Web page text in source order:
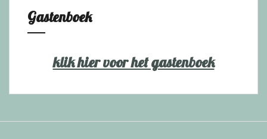
Gastenboek
klik hier voor het gastenboek